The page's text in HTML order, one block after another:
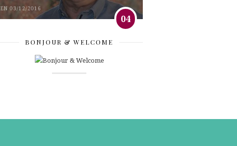
EN 03/12/2016
04
BONJOUR & WELCOME